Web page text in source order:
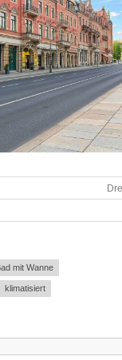
mit Wanne
klimatisiert